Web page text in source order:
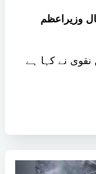
وزیراعظم
نے کہا ہے